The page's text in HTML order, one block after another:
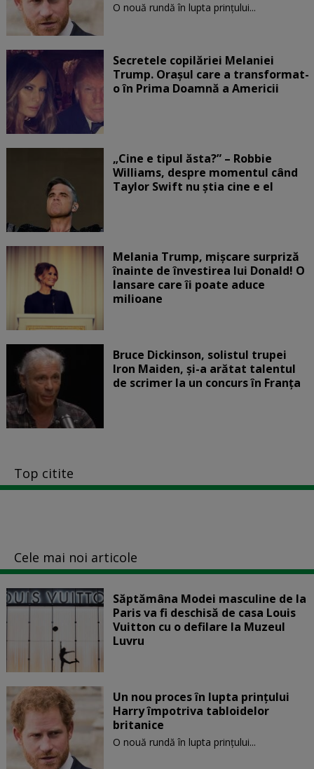
O nouă rundă în lupta prinţului...
Secretele copilăriei Melaniei
Trump. Orașul care a transformat-
o în Prima Doamnă a Americii
„Cine e tipul ăsta?” – Robbie
Williams, despre momentul când
Taylor Swift nu știa cine e el
Melania Trump, mișcare surpriză
înainte de învestirea lui Donald! O
lansare care îi poate aduce
milioane
Bruce Dickinson, solistul trupei
Iron Maiden, şi-a arătat talentul
de scrimer la un concurs în Franţa
Top citite
Cele mai noi articole
Săptămâna Modei masculine de la
Paris va fi deschisă de casa Louis
Vuitton cu o defilare la Muzeul
Luvru
Un nou proces în lupta prinţului
Harry împotriva tabloidelor
britanice
O nouă rundă în lupta prinţului...